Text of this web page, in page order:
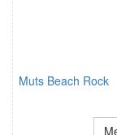
Muts Beach Rock